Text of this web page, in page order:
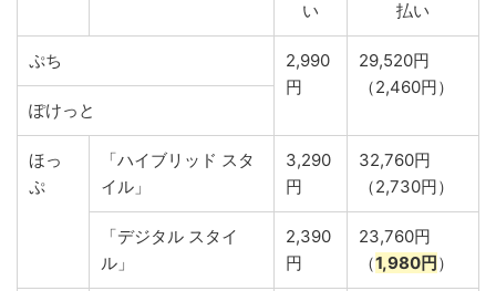
い
払い
ぷち
2,990
円
29,520円
（2,460円）
ぽけっと
ほっ
ぷ
「ハイブリッド スタ
イル」
3,290
円
32,760円
（2,730円）
「デジタル スタイ
ル」
2,390
円
23,760円
（1,980円 ）